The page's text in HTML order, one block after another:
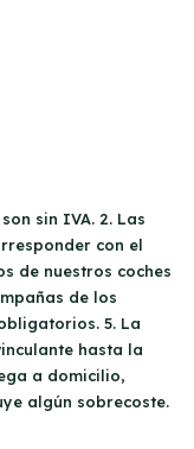
sin IVA. 2. Las
con el
de nuestros coches
de los
5. La
hasta la
a domicilio,
algún sobrecoste.